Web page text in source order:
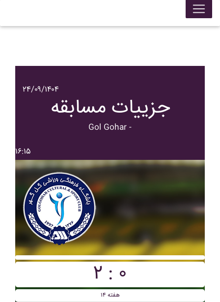
۲۴/۰۹/۱۴۰۴
جزییات مسابقه
Gol Gohar -
۱۶:۱۵
۲ : ۰
هفته ۱۴